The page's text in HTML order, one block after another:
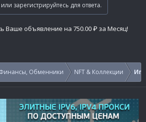
зарегистрируйтесь для ответа.
Ваше объявление на 750.00 ₽ за Месяц!
Обменники NFT & Коллекции